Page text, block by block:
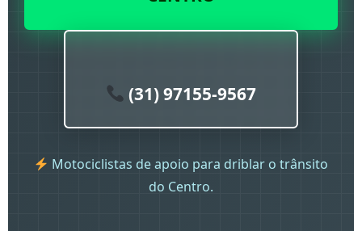
(31) 97155-9567
Motociclistas de apoio para driblar o trânsito
do Centro.